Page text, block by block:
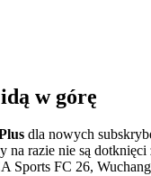
w górę
dla nowych
na razie nie są
Sports FC 26,